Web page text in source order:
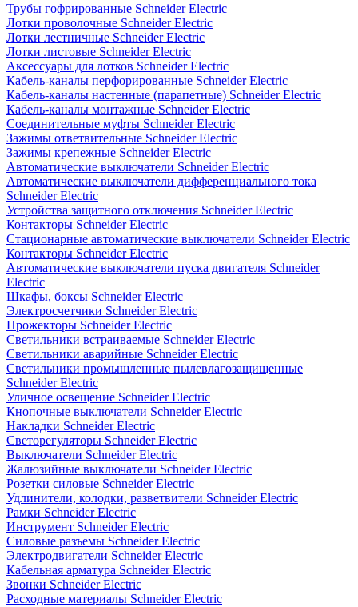
Трубы гофрированные Schneider Electric
Лотки проволочные Schneider Electric
Лотки лестничные Schneider Electric
Лотки листовые Schneider Electric
Аксессуары для лотков Schneider Electric
Кабель-каналы перфорированные Schneider Electric
Кабель-каналы настенные (парапетные) Schneider Electric
Кабель-каналы монтажные Schneider Electric
Соединительные муфты Schneider Electric
Зажимы ответвительные Schneider Electric
Зажимы крепежные Schneider Electric
Автоматические выключатели Schneider Electric
Автоматические выключатели дифференциального тока
Schneider Electric
Устройства защитного отключения Schneider Electric
Контакторы Schneider Electric
Стационарные автоматические выключатели Schneider Electric
Контакторы Schneider Electric
Автоматические выключатели пуска двигателя Schneider
Electric
Шкафы, боксы Schneider Electric
Электросчетчики Schneider Electric
Прожекторы Schneider Electric
Светильники встраиваемые Schneider Electric
Светильники аварийные Schneider Electric
Светильники промышленные пылевлагозащищенные
Schneider Electric
Уличное освещение Schneider Electric
Кнопочные выключатели Schneider Electric
Накладки Schneider Electric
Светорегуляторы Schneider Electric
Выключатели Schneider Electric
Жалюзийные выключатели Schneider Electric
Розетки силовые Schneider Electric
Удлинители, колодки, разветвители Schneider Electric
Рамки Schneider Electric
Инструмент Schneider Electric
Силовые разъемы Schneider Electric
Электродвигатели Schneider Electric
Кабельная арматура Schneider Electric
Звонки Schneider Electric
Расходные материалы Schneider Electric